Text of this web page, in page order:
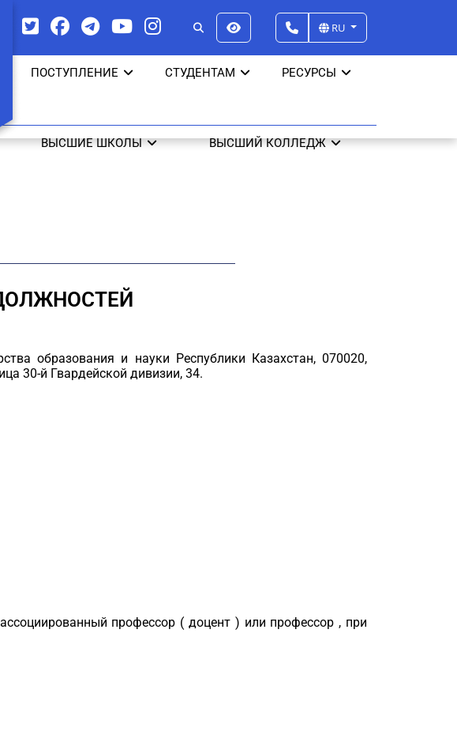
RU
ПОСТУПЛЕНИЕ СТУДЕНТАМ РЕСУРСЫ
ВЫСШИЕ ШКОЛЫ ВЫСШИЙ КОЛЛЕДЖ
образования и науки Республики Казахстан, 070020,
30-й Гвардейской дивизии, 34.
професcop ( доцент ) или профессор , при